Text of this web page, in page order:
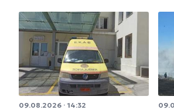
09.08.2026 · 14:32